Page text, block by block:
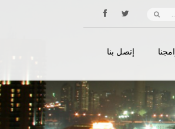
إتصل بنا